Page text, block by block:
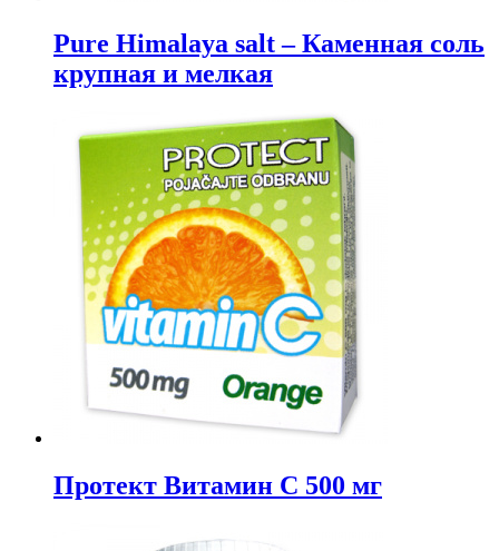
Pure Himalaya salt – Каменная соль
крупная и мелкая
Протект Витамин C 500 мг